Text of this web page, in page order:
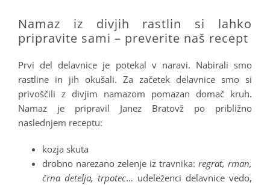
Namaz iz divjih rastlin si lahko
pripravite sami – preverite naš recept
Prvi del delavnice je potekal v naravi. Nabirali smo
rastline in jih okušali. Za začetek delavnice smo si
privoščili z divjim namazom pomazan domač kruh.
Namaz je pripravil Janez Bratovž po približno
naslednjem receptu:
kozja skuta
drobno narezano zelenje iz travnika: regrat, rman,
črna detelja, trpotec… udeleženci delavnice vedo,